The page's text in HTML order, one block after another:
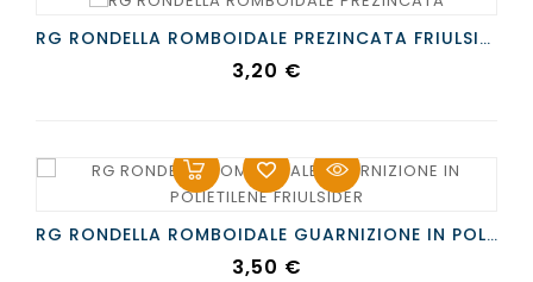
RG RONDELLA ROMBOIDALE PREZINCATA FRIULSIDER
Prezzo
3,20 €
RG RONDELLA ROMBOIDALE GUARNIZIONE IN POLIETILENE FRIULSIDER
Prezzo
3,50 €